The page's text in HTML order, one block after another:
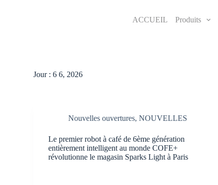
ACCUEIL Produits
Jour : 6 6, 2026
Nouvelles ouvertures,NOUVELLES
Le premier robot à café de 6ème génération
entièrement intelligent au monde COFE+
révolutionne le magasin Sparks Light à Paris